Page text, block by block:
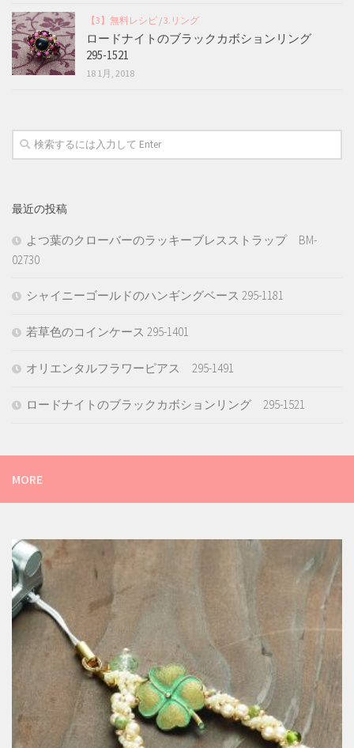
【3】無料レシピ /3.リング
ロードナイトのブラックカボションリング
295-1521
18 1月, 2018
最近の投稿
よつ葉のクローバーのラッキーブレスストラップ BM-
02730
シャイニーゴールドのハンギングベース 295-1181
若草色のコインケース 295-1401
オリエンタルフラワーピアス 295-1491
ロードナイトのブラックカボションリング 295-1521
MORE